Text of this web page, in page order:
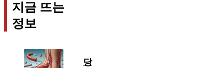
지금 뜨는
정보
당